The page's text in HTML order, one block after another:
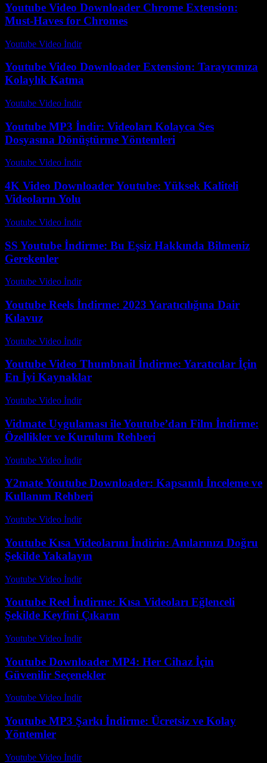
Youtube Video Downloader Chrome Extension:
Must-Haves for Chromes
Youtube Video İndir-
Youtube Video Downloader Extension: Tarayıcınıza
Kolaylık Katma
Youtube Video İndir-
Youtube MP3 İndir: Videoları Kolayca Ses
Dosyasına Dönüştürme Yöntemleri
Youtube Video İndir-
4K Video Downloader Youtube: Yüksek Kaliteli
Videoların Yolu
Youtube Video İndir-
SS Youtube İndirme: Bu Eşsiz Hakkında Bilmeniz
Gerekenler
Youtube Video İndir-
Youtube Reels İndirme: 2023 Yaratıcılığına Dair
Kılavuz
Youtube Video İndir-
Youtube Video Thumbnail İndirme: Yaratıcılar İçin
En İyi Kaynaklar
Youtube Video İndir-
Vidmate Uygulaması ile Youtube’dan Film İndirme:
Özellikler ve Kurulum Rehberi
Youtube Video İndir-
Y2mate Youtube Downloader: Kapsamlı İnceleme ve
Kullanım Rehberi
Youtube Video İndir-
Youtube Kısa Videolarını İndirin: Anılarınızı Doğru
Şekilde Yakalayın
Youtube Video İndir-
Youtube Reel İndirme: Kısa Videoları Eğlenceli
Şekilde Keyfini Çıkarın
Youtube Video İndir-
Youtube Downloader MP4: Her Cihaz İçin
Güvenilir Seçenekler
Youtube Video İndir-
Youtube MP3 Şarkı İndirme: Ücretsiz ve Kolay
Yöntemler
Youtube Video İndir-